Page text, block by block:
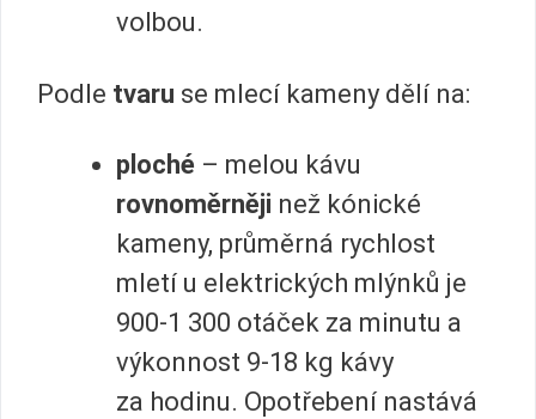
volbou.
Podle tvaru se mlecí kameny dělí na:
ploché – melou kávu
rovnoměrněji než kónické
kameny, průměrná rychlost
mletí u elektrických mlýnků je
900-1 300 otáček za minutu a
výkonnost 9-18 kg kávy
za hodinu. Opotřebení nastává